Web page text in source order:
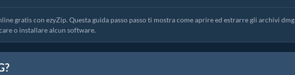
gratis con ezyZip. Questa guida passo passo ti mostra come aprire ed estrarre gli archivi dmg
o installare alcun software.